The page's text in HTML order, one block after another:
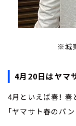
※城
4月20日はヤマ
4月といえば春！ 春
「ヤマサト春のパ